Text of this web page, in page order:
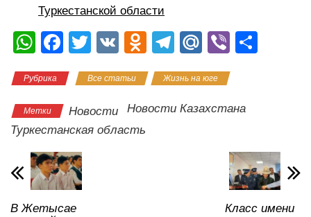
Туркестанской области
W
at
s
A
p
p
F
c
e
b
o
o
k
T
tt
er
V
O
n
o
T
e
gr
M
.R
u
Vi
и
ть
Рубрика Все статьи Жизнь на юге
Метки Новости
Новости Казахстана
Туркестанская область
В Жетысае
Класс имени